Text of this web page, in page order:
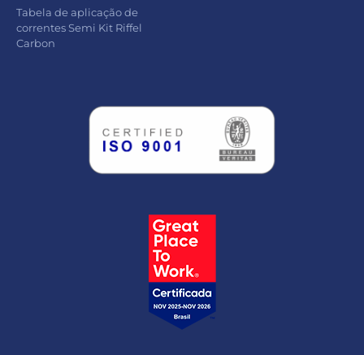
Tabela de aplicação de
correntes Semi Kit Riffel
Carbon